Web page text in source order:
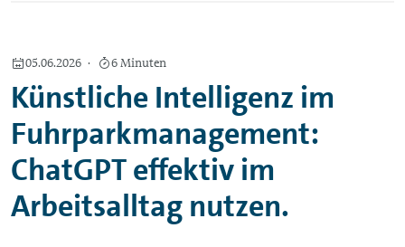
05.06.2026 6 Minuten
Künstliche Intelligenz im
Fuhrparkmanagement:
ChatGPT effektiv im
Arbeitsalltag nutzen.